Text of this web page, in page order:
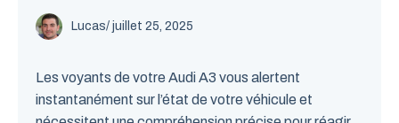
Lucas/ juillet 25, 2025
Les voyants de votre Audi A3 vous alertent
instantanément sur l’état de votre véhicule et